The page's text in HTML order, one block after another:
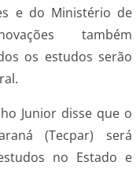
e do Ministério de
também
os estudos serão
Junior disse que o
(Tecpar) será
no Estado e